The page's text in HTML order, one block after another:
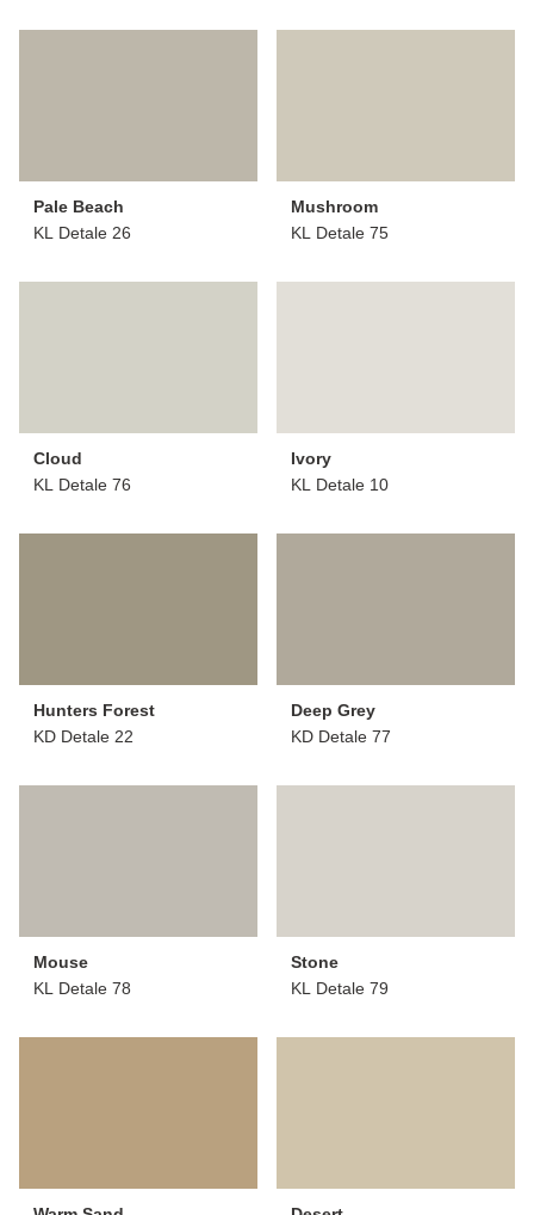
Pale Beach
KL Detale 26
Mushroom
KL Detale 75
Cloud
KL Detale 76
Ivory
KL Detale 10
Hunters Forest
KD Detale 22
Deep Grey
KD Detale 77
Mouse
KL Detale 78
Stone
KL Detale 79